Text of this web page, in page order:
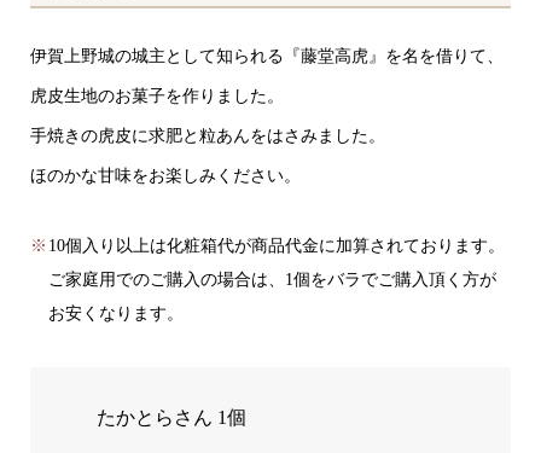
伊賀上野城の城主として知られる『藤堂高虎』を名を借りて、
虎皮生地のお菓子を作りました。
手焼きの虎皮に求肥と粒あんをはさみました。
ほのかな甘味をお楽しみください。
10個入り以上は化粧箱代が商品代金に加算されております。
ご家庭用でのご購入の場合は、1個をバラでご購入頂く方が
お安くなります。
たかとらさん 1個